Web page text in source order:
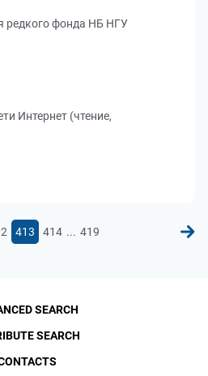
редкого фонда НБ НГУ
Интернет (чтение,
413 414 ... 419
SEARCH
SEARCH